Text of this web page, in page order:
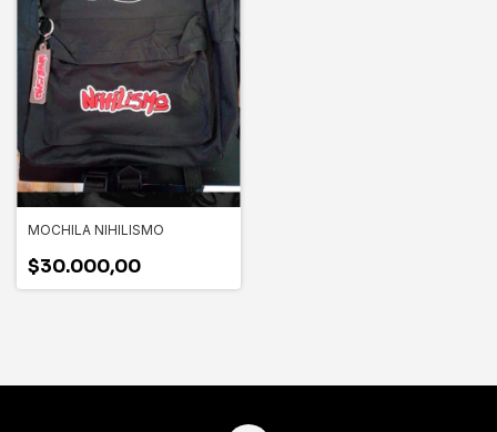
MOCHILA NIHILISMO
$30.000,00